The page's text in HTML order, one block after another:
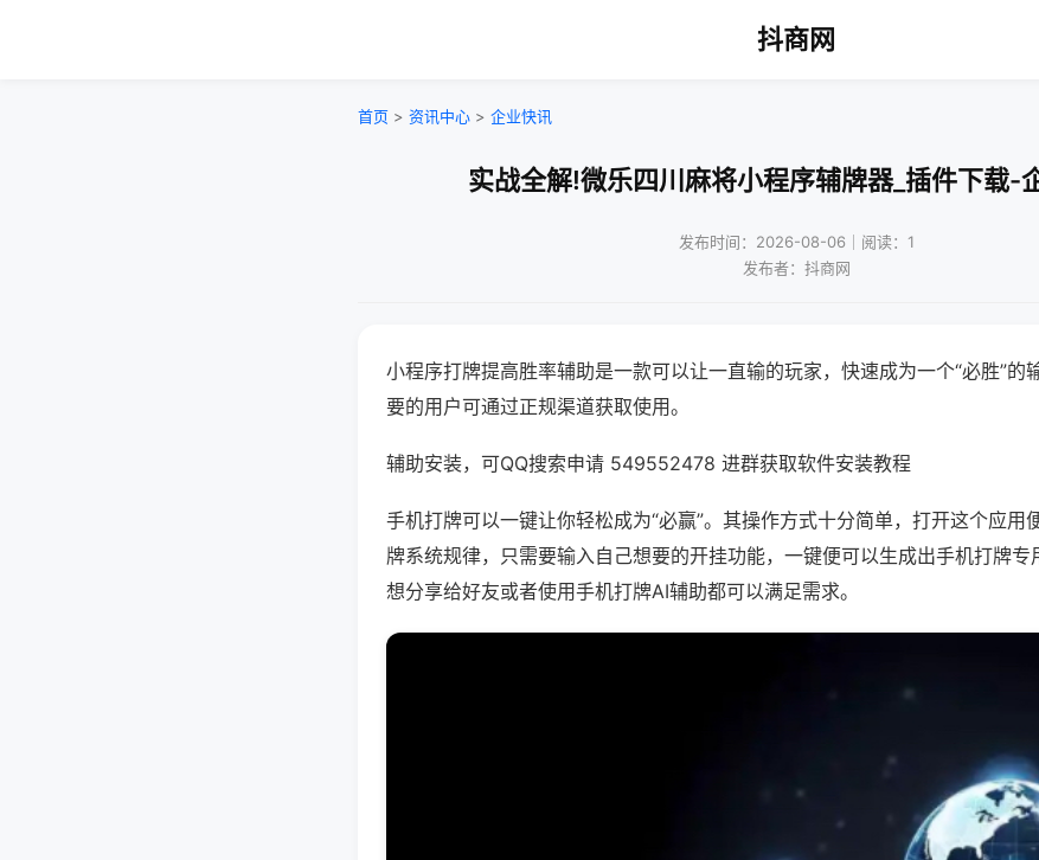
抖商网
首页 > 资讯中心 > 企业快讯
实战全解!微乐四川麻将小程序辅牌器_插件下载-
发布时间：2026-08-06｜阅读：1
发布者：抖商网
小程序打牌提高胜率辅助是一款可以让一直输的玩家，快速成为一个“必胜”的
要的用户可通过正规渠道获取使用。
辅助安装，可QQ搜索申请 549552478 进群获取软件安装教程
手机打牌可以一键让你轻松成为“必赢”。其操作方式十分简单，打开这个应用
牌系统规律，只需要输入自己想要的开挂功能，一键便可以生成出手机打牌专
想分享给好友或者使用手机打牌AI辅助都可以满足需求。